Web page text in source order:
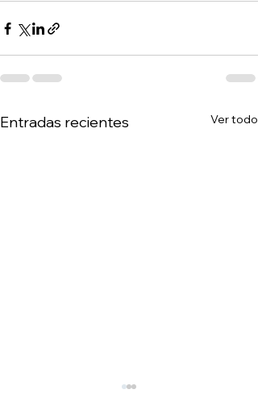
Entradas recientes Ver todo